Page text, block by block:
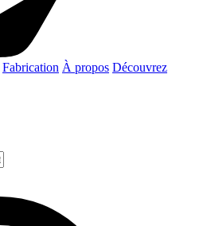
Fabrication À propos Découvrez